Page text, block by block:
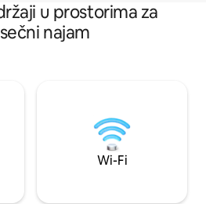
u prostorima za
najam
Wi-Fi